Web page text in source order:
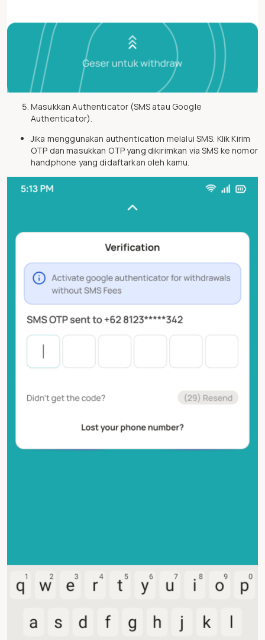
Masukkan Authenticator (SMS atau Google
Authenticator).
Jika menggunakan authentication melalui SMS. Klik Kirim
OTP dan masukkan OTP yang dikirimkan via SMS ke nomor
handphone yang didaftarkan oleh kamu.